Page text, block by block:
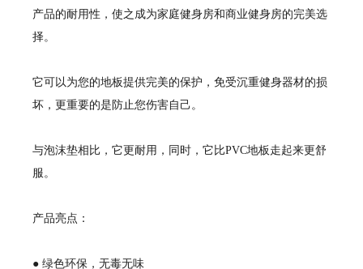
产品的耐用性，使之成为家庭健身房和商业健身房的完美选
择。
它可以为您的地板提供完美的保护，免受沉重健身器材的损
坏，更重要的是防止您伤害自己。
与泡沫垫相比，它更耐用，同时，它比PVC地板走起来更舒
服。
产品亮点：
● 绿色环保，无毒无味